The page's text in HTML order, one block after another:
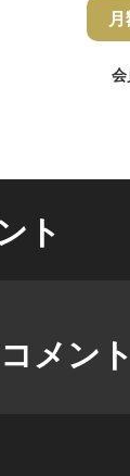
ト
コメン